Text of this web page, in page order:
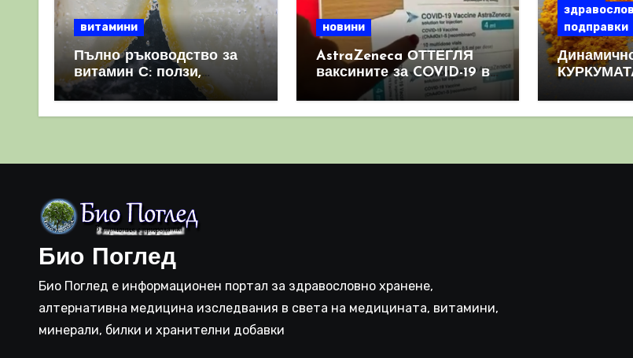
витамини
Пълно ръководство за
витамин С: ползи,
източници и защо е
важен за имунната
новини
AstraZeneca ОТТЕГЛЯ
ваксините за COVID-19 в
световен мащаб, след
като призна, че те
подправки
Био Поглед
Био Поглед е информационен портал за здравословно хранене,
алтернативна медицина изследвания в света на медицината, витамини,
минерали, билки и хранителни добавки